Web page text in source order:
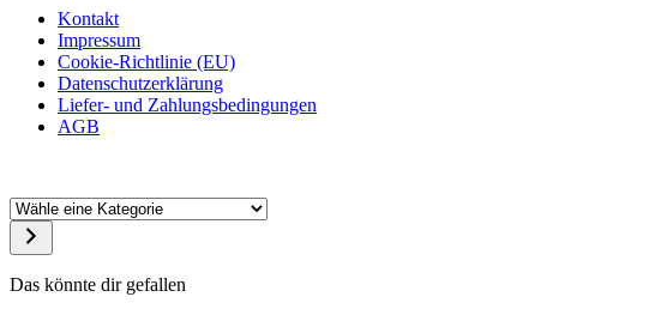
Kontakt
Impressum
Cookie-Richtlinie (EU)
Datenschutzerklärung
Liefer- und Zahlungsbedingungen
AGB
Das könnte dir gefallen